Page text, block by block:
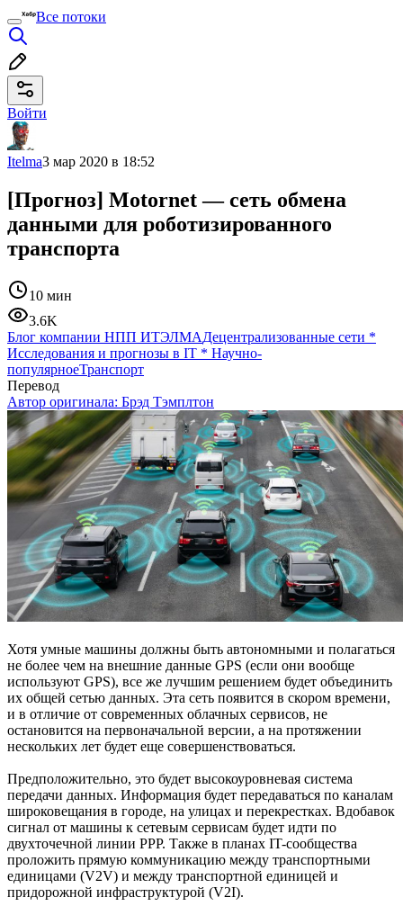
Все потоки
Войти
Itelma3 мар 2020 в 18:52
[Прогноз] Motornet — сеть обмена
данными для роботизированного
транспорта
10 мин
3.6K
Блог компании НПП ИТЭЛМАДецентрализованные сети *
Исследования и прогнозы в IT * Научно-
популярноеТранспорт
Перевод
Автор оригинала: Брэд Тэмплтон
Хотя умные машины должны быть автономными и полагаться
не более чем на внешние данные GPS (если они вообще
используют GPS), все же лучшим решением будет объединить
их общей сетью данных. Эта сеть появится в скором времени,
и в отличие от современных облачных сервисов, не
остановится на первоначальной версии, а на протяжении
нескольких лет будет еще совершенствоваться.
Предположительно, это будет высокоуровневая система
передачи данных. Информация будет передаваться по каналам
широковещания в городе, на улицах и перекрестках. Вдобавок
сигнал от машины к сетевым сервисам будет идти по
двухточечной линии PPP. Также в планах IT-сообщества
проложить прямую коммуникацию между транспортными
единицами (V2V) и между транспортной единицей и
придорожной инфраструктурой (V2I).